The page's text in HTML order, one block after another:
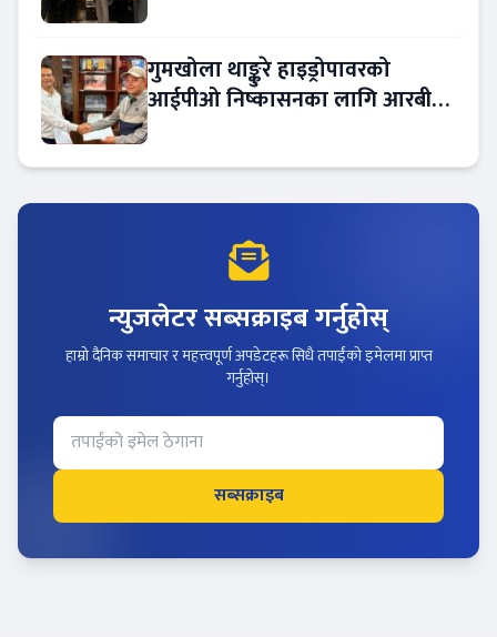
गुमखोला थाङ्कुरे हाइड्रोपावरको
आईपीओ निष्कासनका लागि आरबीबी
न्युजलेटर सब्सक्राइब गर्नुहोस्
हाम्रो दैनिक समाचार र महत्त्वपूर्ण अपडेटहरू सिधै तपाईंको इमेलमा प्राप्त
गर्नुहोस्।
सब्सक्राइब